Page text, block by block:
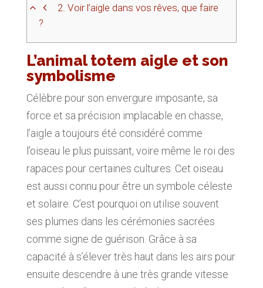
2. Voir l’aigle dans vos rêves, que faire
?
L’animal totem aigle et son
symbolisme
Célèbre pour son envergure imposante, sa
force et sa précision implacable en chasse,
l’aigle a toujours été considéré comme
l’oiseau le plus puissant, voire même le roi des
rapaces pour certaines cultures. Cet oiseau
est aussi connu pour être un symbole céleste
et solaire. C’est pourquoi on utilise souvent
ses plumes dans les cérémonies sacrées
comme signe de guérison. Grâce à sa
capacité à s’élever très haut dans les airs pour
ensuite descendre à une très grande vitesse